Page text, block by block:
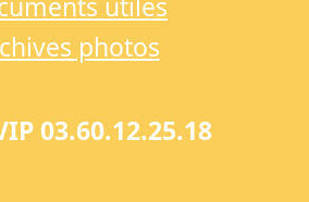
photos
03.60.12.25.18